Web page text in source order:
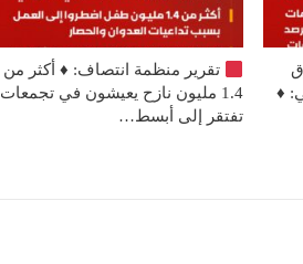
♦️
تقرير منظمة انتصاف: ♦️ أكثر من
1.4 مليون نازح يعيشون في تجمعات
تفتقر إلى أبسط…